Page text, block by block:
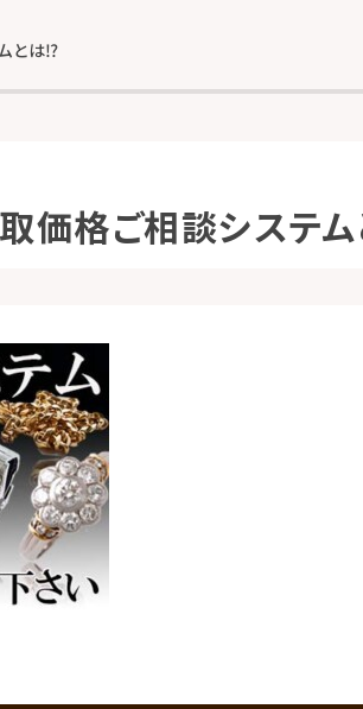
とは⁉
価格ご相談システ